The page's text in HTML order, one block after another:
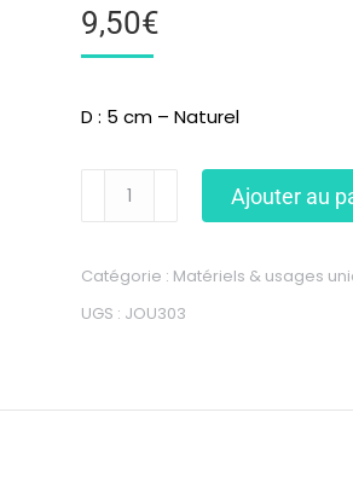
9,50€
D : 5 cm – Naturel
Ajouter au
Catégorie : Matériels & usages
UGS : JOU303